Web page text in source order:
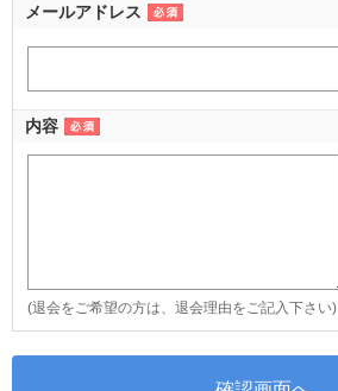
メールアドレス
内容
(退会をご希望の方は、退会理由をご記入下さい)